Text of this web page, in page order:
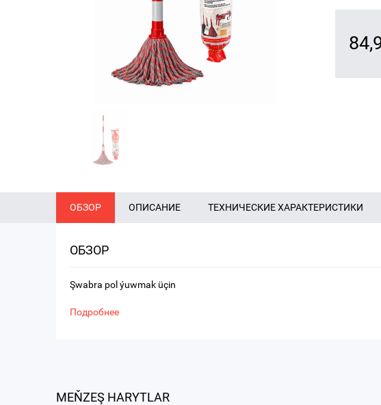
ОБЗОР ОПИСАНИЕ ТЕХНИЧЕСКИЕ ХАРАКТЕРИСТИКИ
ОБЗОР
Şwabra pol ýuwmak üçin
Подробнее
MEŇZEŞ HARYTLAR